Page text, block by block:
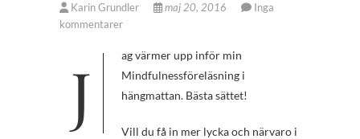
Karin Grundler maj 20, 2016
Inga
kommentarer
Jag värmer upp inför min
Mindfulnessföreläsning i
hängmattan. Bästa sättet!
Vill du få in mer lycka och närvaro i